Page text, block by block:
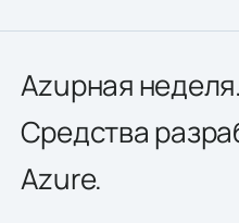
Azuрная
Средства
Azure.